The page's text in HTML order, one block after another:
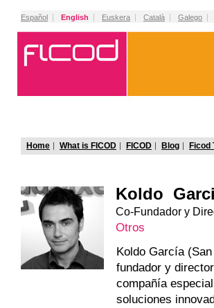
Español English Euskera Català Galego
Koldo
Co-Fundador y
Otros
Koldo García
fundador y
compañía
soluciones
Home What is FICOD FICOD Blog Ficod